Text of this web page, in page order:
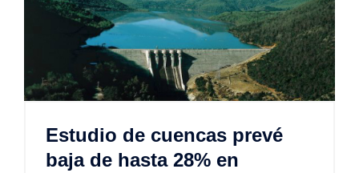
Estudio de cuencas prevé
baja de hasta 28% en